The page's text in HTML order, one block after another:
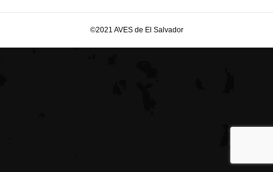
©2021 AVES de El Salvador